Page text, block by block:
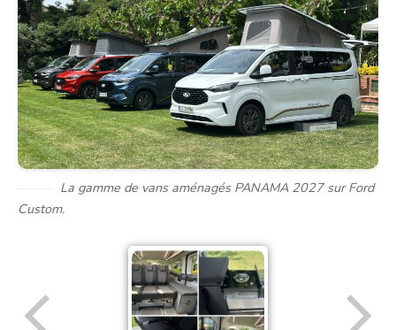
La gamme de vans aménagés PANAMA 2027 sur Ford
Custom.